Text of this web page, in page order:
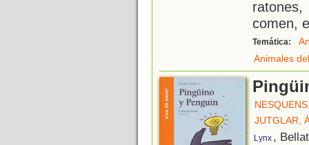
comen,
Temática:
Animales
JUTGLAR,
Lynx ,